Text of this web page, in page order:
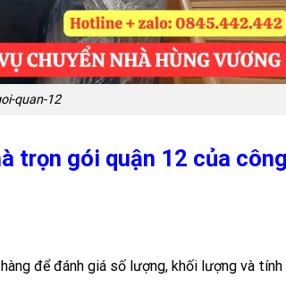
quan-12
trọn gói quận 12 của
để đánh giá số lượng, khối lượng và